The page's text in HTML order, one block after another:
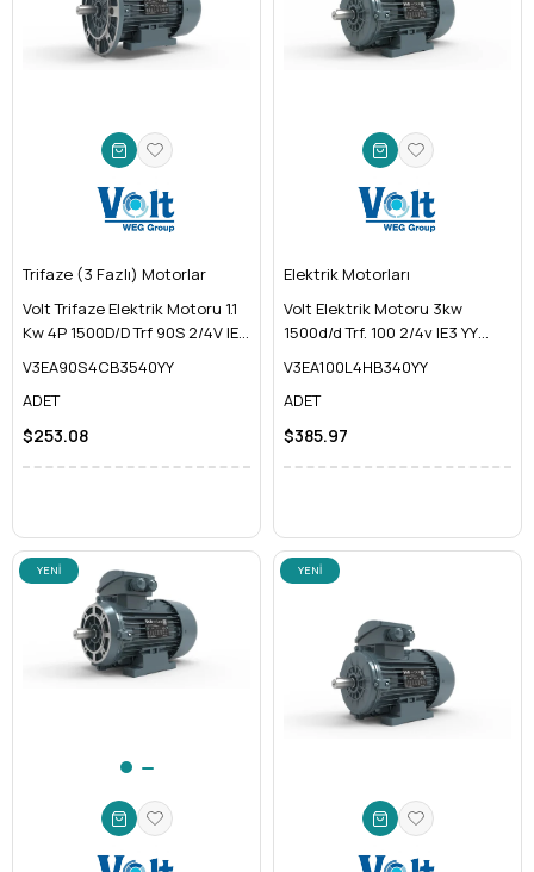
Trifaze (3 Fazlı) Motorlar
Volt Trifaze Elektrik Motoru 1.1
Kw 4P 1500D/D Trf 90S 2/4V IE3
V3EA90S4CB3540YY
ADET
$253.08
Elektrik Motorları
Volt Elektrik Motoru 3kw
1500d/d Trf. 100 2/4v IE3 YY
V3EA100L4HB340YY
ADET
$385.97
YENI
YENI